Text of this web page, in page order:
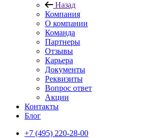
Назад
Компания
О компании
Команда
Партнеры
Отзывы
Карьера
Документы
Реквизиты
Вопрос ответ
Акции
Контакты
Блог
+7 (495) 220-28-00